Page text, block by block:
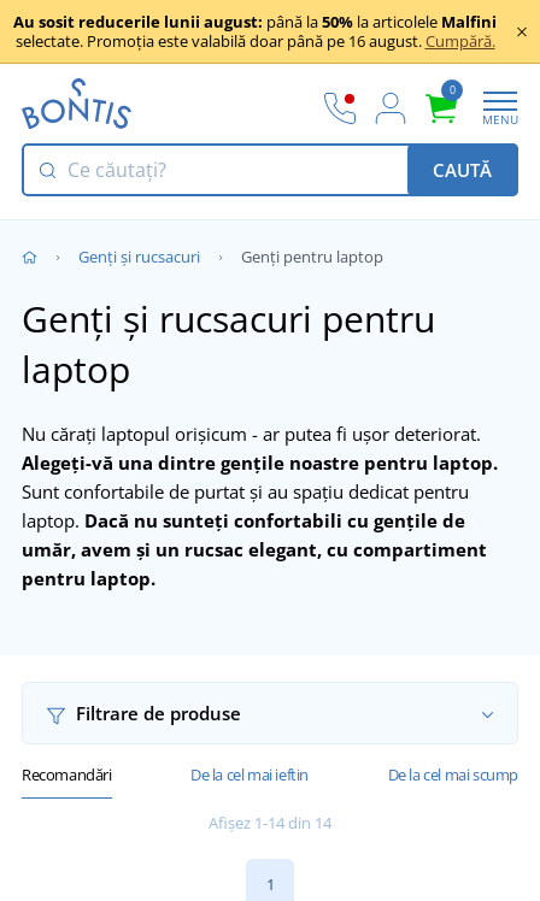
Au sosit reducerile lunii august: până la50% la articolele Malfini
selectate. Promoția este valabilă doar până pe 16 august.Cumpără.
0
MENU
CAUTĂ
Genți și rucsacuri Genți pentru laptop
Genți și rucsacuri pentru
laptop
Nu cărați laptopul orișicum - ar putea fi ușor deteriorat.
Alegeți-vă una dintre gențile noastre pentru laptop.
Sunt confortabile de purtat și au spațiu dedicat pentru
laptop. Dacă nu sunteți confortabili cu gențile de
umăr, avem și un rucsac elegant, cu compartiment
pentru laptop.
Filtrare de produse
Recomandări De la cel mai ieftin De la cel mai scump
Afișez 1-14 din 14
1